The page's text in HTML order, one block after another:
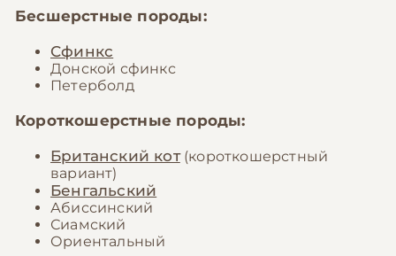
Бесшерстные породы:
Сфинкс
Донской сфинкс
Петерболд
Короткошерстные породы:
Британский кот(короткошерстный
вариант)
Бенгальский
Абиссинский
Сиамский
Ориентальный